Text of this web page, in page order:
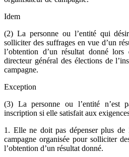
Idem
(2) La personne ou l’entité qui
solliciter des suffrages en vue d’un
l’obtention d’un résultat donné lors
directeur général des élections de
campagne.
Exception
(3) La personne ou l’entité n’est
inscription si elle satisfait aux
1. Elle ne doit pas dépenser plus
campagne organisée pour solliciter
l’obtention d’un résultat donné.